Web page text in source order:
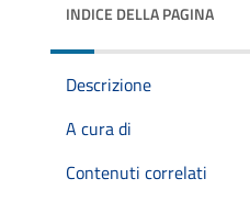
INDICE DELLA PAGINA
Descrizione
A cura di
Contenuti correlati